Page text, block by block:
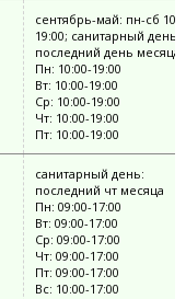
сентябрь-май: пн-сб
19:00; санитарный день:
последний день месяца
Пн: 10:00-19:00
Вт: 10:00-19:00
Ср: 10:00-19:00
Чт: 10:00-19:00
Пт: 10:00-19:00
санитарный день:
последний чт месяца
Пн: 09:00-17:00
Вт: 09:00-17:00
Ср: 09:00-17:00
Чт: 09:00-17:00
Пт: 09:00-17:00
Вс: 10:00-17:00